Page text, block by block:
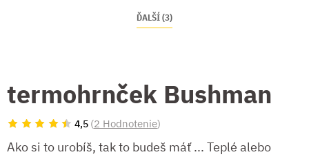
ĎALŠÍ (3)
termohrnček Bushman
4,5 (2 Hodnotenie)
Ako si to urobíš, tak to budeš máť ... Teplé alebo